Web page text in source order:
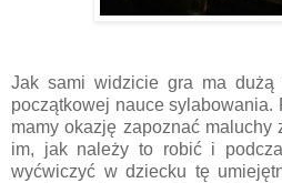
Jak sami widzicie gra ma dużą
początkowej nauce sylabowania.
mamy okazję zapoznać maluchy
im, jak należy to robić i
wyćwiczyć w dziecku tę